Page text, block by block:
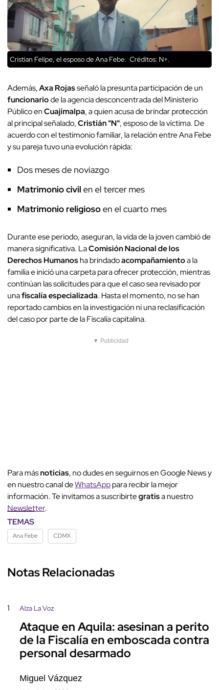
Cristian Felipe, el esposo de Ana Febe. Créditos: N+.
Además,Axa Rojasseñaló la presunta participación de un
funcionariode la agencia desconcentrada del Ministerio
Público enCuajimalpa, a quien acusa de brindar protección
al principal señalado,Cristián "N", esposo de la víctima. De
acuerdo con el testimonio familiar, la relación entre Ana Febe
y su pareja tuvo una evolución rápida:
Dos meses de noviazgo
Matrimonio civilen el tercer mes
Matrimonio religiosoen el cuarto mes
Durante ese periodo, aseguran, la vida de la joven cambió de
manera significativa. LaComisión Nacional de los
Derechos Humanosha brindadoacompañamientoa la
familia e inició una carpeta para ofrecer protección, mientras
continúan las solicitudes para que el caso sea revisado por
unafiscalía especializada. Hasta el momento, no se han
reportado cambios en la investigación ni una reclasificación
del caso por parte de la Fiscalía capitalina.
▼ Publicidad
Para másnoticias, no dudes en seguirnos en Google News y
en nuestro canal deWhatsApppara recibir la mejor
información. Te invitamos a suscribirtegratisa nuestro
Newsletter.
TEMAS
Ana Febe CDMX
Notas Relacionadas
1 Alza La Voz
Ataque en Aquila: asesinan a perito
de la Fiscalía en emboscada contra
personal desarmado
Miguel Vázquez